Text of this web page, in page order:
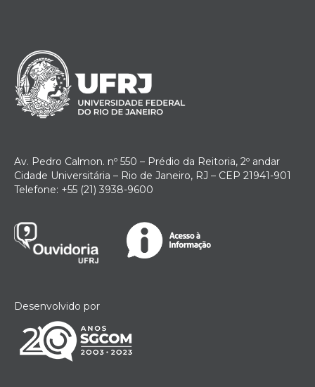
Av. Pedro Calmon. nº 550 – Prédio da Reitoria, 2º andar
Cidade Universitária – Rio de Janeiro, RJ – CEP 21941-901
Telefone: +55 (21) 3938-9600
Desenvolvido por